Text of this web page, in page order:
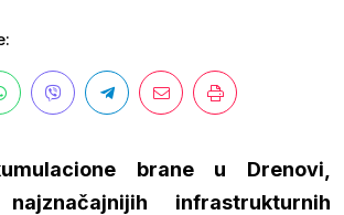
brane u Drenovi,
infrastrukturnih